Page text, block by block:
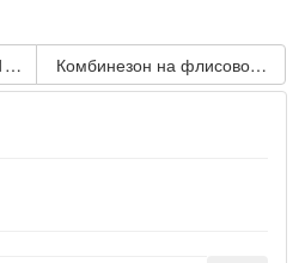
5 бирюзовый
Комбинезон на флисовой